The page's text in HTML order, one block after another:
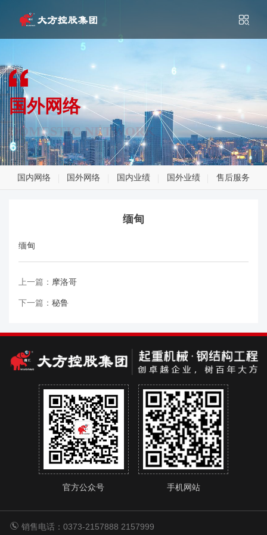
国外网络
DOMESTIC NETWORK
国内网络 国外网络 国内业绩 国外业绩 售后服务
缅甸
缅甸
上一篇： 摩洛哥
下一篇： 秘鲁
官方公众号 手机网站
销售电话：0373-2157888 2157999